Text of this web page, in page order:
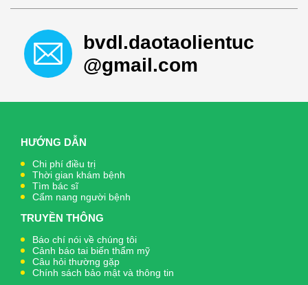
bvdl.daotaolientuc
@gmail.com
HƯỚNG DẪN
Chi phí điều trị
Thời gian khám bệnh
Tìm bác sĩ
Cẩm nang người bệnh
TRUYỀN THÔNG
Báo chí nói về chúng tôi
Cảnh báo tai biến thẩm mỹ
Câu hỏi thường gặp
Chính sách bảo mật và thông tin